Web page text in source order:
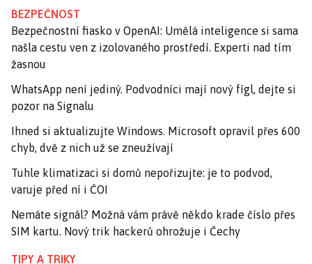
BEZPEČNOST
Bezpečnostní fiasko v OpenAI: Umělá inteligence si sama
našla cestu ven z izolovaného prostředí. Experti nad tím
žasnou
WhatsApp není jediný. Podvodníci mají nový fígl, dejte si
pozor na Signalu
Ihned si aktualizujte Windows. Microsoft opravil přes 600
chyb, dvě z nich už se zneužívají
Tuhle klimatizaci si domů nepořizujte: je to podvod,
varuje před ní i ČOI
Nemáte signál? Možná vám právě někdo krade číslo přes
SIM kartu. Nový trik hackerů ohrožuje i Čechy
TIPY A TRIKY